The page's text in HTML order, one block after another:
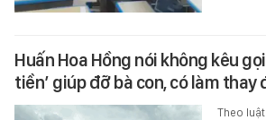
Huấn Hoa Hồng nói không kêu
tiền’ giúp đỡ bà con, có làm thay
Theo